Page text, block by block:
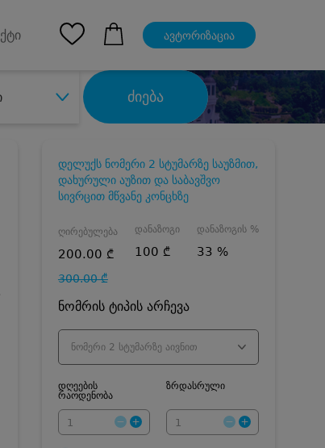
ავტორიზაცია
ძიება
დელუქს ნომერი 2 სტუმარზე საუზმით,
დახურული აუზით და საბავშვო
სივრცით მწვანე კონცხზე
ღირებულება
200.00 ₾
300.00 ₾
დანაზოგი
100 ₾
დანაზოგის %
33 %
ნომრის ტიპის არჩევა
ნომერი 2 სტუმარზე აივნით
დღეების
რაოდენობა
ზრდასრული